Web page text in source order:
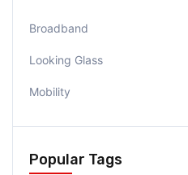
Broadband
Looking Glass
Mobility
Popular Tags